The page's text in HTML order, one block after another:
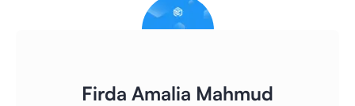
Firda Amalia Mahmud